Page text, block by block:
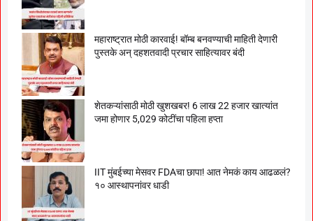
महाराष्ट्रात मोठी कारवाई! बॉम्ब बनवण्याची माहिती देणारी
पुस्तके अन् दहशतवादी प्रचार साहित्यावर बंदी
शेतकऱ्यांसाठी मोठी खुशखबर! 6 लाख 22 हजार खात्यांत
जमा होणार 5,029 कोटींचा पहिला हप्ता
IIT मुंबईच्या मेसवर FDAचा छापा! आत नेमकं काय आढळलं?
१० आस्थापनांवर धाडी